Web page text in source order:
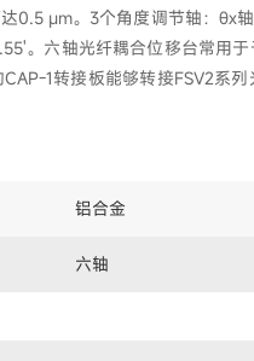
0.5 μm。3个角度调节轴：θx
。六轴光纤耦合位移台常用
1转接板能够转接FSV2系
铝合金
六轴